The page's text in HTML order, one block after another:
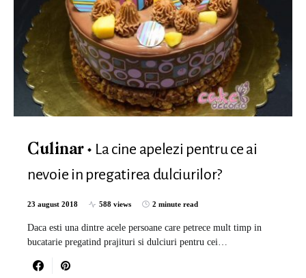
Culinar
La cine apelezi pentru ce ai
nevoie in pregatirea dulciurilor?
23 august 2018 588 views 2 minute read
Daca esti una dintre acele persoane care petrece mult timp in
bucatarie pregatind prajituri si dulciuri pentru cei…